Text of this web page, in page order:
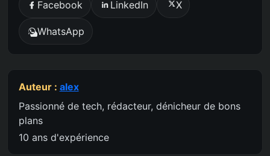
Facebook LinkedIn X
WhatsApp
Auteur : alex
Passionné de tech, rédacteur, dénicheur de bons
plans
10 ans d'expérience